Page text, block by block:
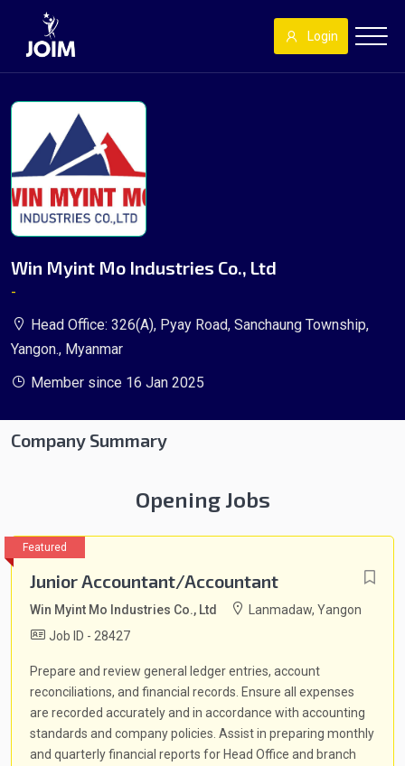
Login
Win Myint Mo Industries Co., Ltd
-
Head Office: 326(A), Pyay Road, Sanchaung Township,
Yangon., Myanmar
Member since 16 Jan 2025
Company Summary
Opening Jobs
Junior Accountant/Accountant
Win Myint Mo Industries Co., Ltd
Lanmadaw, Yangon
Job ID - 28427
Prepare and review general ledger entries, account
reconciliations, and financial records. Ensure all expenses
are recorded accurately and in accordance with accounting
standards and company policies. Assist in preparing monthly
and quarterly financial reports for Head Office and branch